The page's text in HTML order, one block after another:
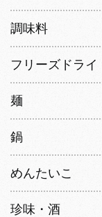
調味料
フリーズドライ
麺
鍋
めんたいこ
珍味・酒